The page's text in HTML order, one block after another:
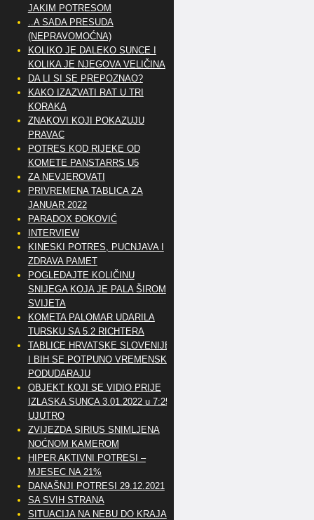
JAKIM POTRESOM
..A SADA PRESUDA
(NEPRAVOMOĆNA)
KOLIKO JE DALEKO SUNCE I
KOLIKA JE NJEGOVA VELIČINA
DA LI SI SE PREPOZNAO?
KAKO IZAZVATI RAT U TRI
KORAKA
ZNAKOVI KOJI POKAZUJU
PRAVAC
POTRES KOD RIJEKE OD
KOMETE PANSTARRS U5
ZA NEVJEROVATI
PRIVREMENA TABLICA ZA
JANUAR 2022
PARADOX ĐOKOVIĆ
INTERVIEW
KINESKI POTRES, PUCNJAVA I
ZDRAVA PAMET
POGLEDAJTE KOLIČINU
SNIJEGA KOJA JE PALA ŠIROM
SVIJETA
KOMETA PALOMAR UDARILA
TURSKU SA 5.2 RICHTERA
TABLICE HRVATSKE SLOVENIJE
I BIH SE POTPUNO VREMENSKI
PODUDARAJU
OBJEKT KOJI SE VIDIO PRIJE
IZLASKA SUNCA 3.01.2022 u 7:25
UJUTRO
ZVIJEZDA SIRIUS SNIMLJENA
NOĆNOM KAMEROM
HIPER AKTIVNI POTRESI –
MJESEC NA 21%
DANAŠNJI POTRESI 29.12.2021
SA SVIH STRANA
SITUACIJA NA NEBU DO KRAJA